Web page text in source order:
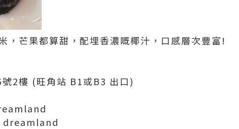
，芒果都算甜，配埋香濃嘅椰汁，口感層次豐富!
2樓 (旺角站 B1或B3 出口)